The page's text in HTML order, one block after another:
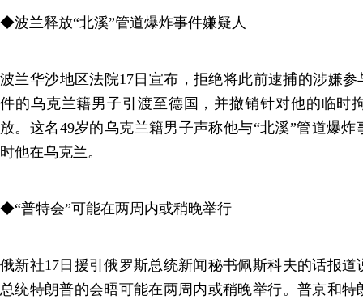
◆波兰释放“北溪”管道爆炸事件嫌疑人
波兰华沙地区法院17日宣布，拒绝将此前逮捕的涉嫌参
件的乌克兰籍男子引渡至德国，并撤销针对他的临时
放。这名49岁的乌克兰籍男子声称他与“北溪”管道爆
时他在乌克兰。
◆“普特会”可能在两周内或稍晚举行
俄新社17日援引俄罗斯总统新闻秘书佩斯科夫的话报
总统特朗普的会晤可能在两周内或稍晚举行。普京和特